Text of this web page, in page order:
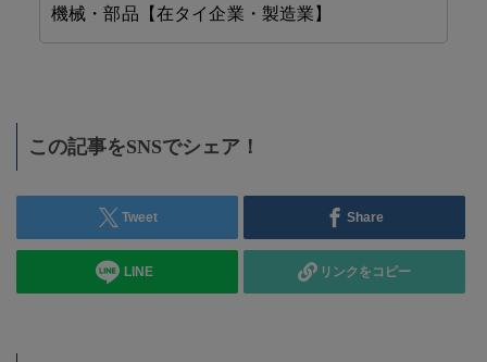
機械・部品【在タイ企業・製造業】
この記事をSNSでシェア！
Tweet Share
LINE リンクをコピー